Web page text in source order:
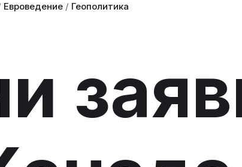
Евроведение / Геополитика